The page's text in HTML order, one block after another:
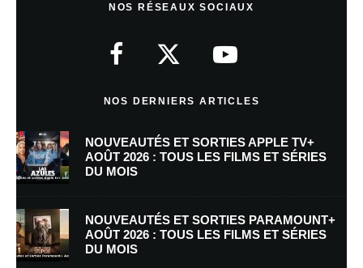
NOS RÉSEAUX SOCIAUX
NOS DERNIERS ARTICLES
NOUVEAUTÉS ET SORTIES APPLE TV+
AOÛT 2026 : TOUS LES FILMS ET SÉRIES
DU MOIS
NOUVEAUTÉS ET SORTIES PARAMOUNT+
AOÛT 2026 : TOUS LES FILMS ET SÉRIES
DU MOIS